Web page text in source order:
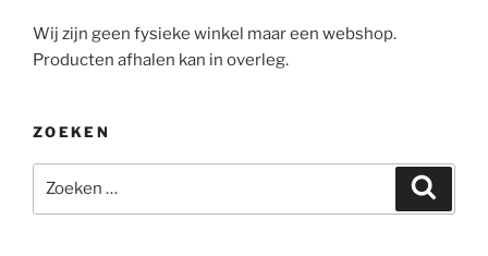
Wij zijn geen fysieke winkel maar een webshop.
Producten afhalen kan in overleg.
ZOEKEN
naar: